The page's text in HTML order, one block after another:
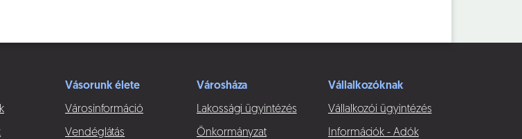
Vásorunk élete
Városinformáció
Vendéglátás
Városháza
Lakossági ügyintézés
Önkormányzat
Vállalkozóknak
Vállalkozói ügyintézés
Információk - Adók